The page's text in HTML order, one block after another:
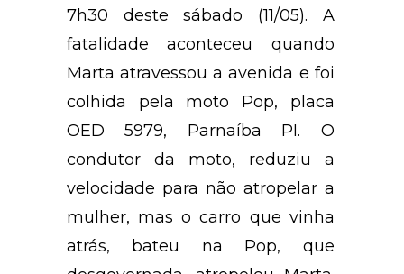
7h30 deste sábado (11/05). A
fatalidade aconteceu quando
Marta atravessou a avenida e foi
colhida pela moto Pop, placa
OED 5979, Parnaíba PI. O
condutor da moto, reduziu a
velocidade para não atropelar a
mulher, mas o carro que vinha
atrás, bateu na Pop, que